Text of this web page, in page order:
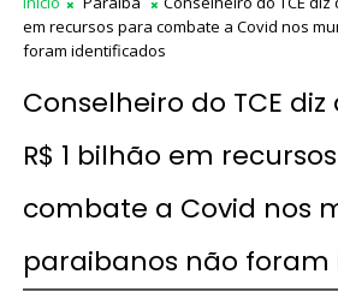
em recursos para combate a Covid nos
foram identificados
Conselheiro do TCE
R$ 1 bilhão em
combate a Covid nos
paraibanos não